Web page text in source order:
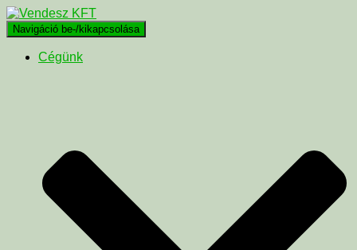
Navigáció be-/kikapcsolása
Cégünk